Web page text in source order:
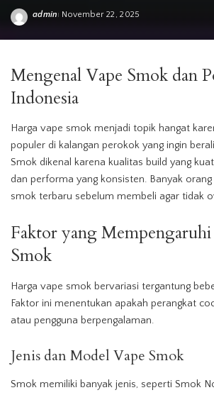
admin November 22, 2025
MengenalVape Smok dan
Indonesia
Harga vape smok menjadi topik hangat
populer di kalangan perokok yang ingin
Smok dikenal karena kualitas build yang
dan performa yang konsisten. Banyak
smok terbaru sebelum membeli agar tidak
Faktoryang
Smok
Harga vape smok bervariasi tergantung
Faktor ini menentukan apakah perangkat
atau pengguna berpengalaman.
Jenis dan Model Vape Smok
Smok memiliki banyak jenis, seperti Smok